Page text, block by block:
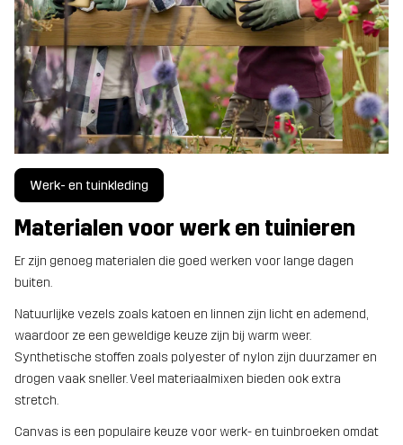
Werk- en tuinkleding
Materialen voor werk en tuinieren
Er zijn genoeg materialen die goed werken voor lange dagen
buiten.
Natuurlijke vezels zoals katoen en linnen zijn licht en ademend,
waardoor ze een geweldige keuze zijn bij warm weer.
Synthetische stoffen zoals polyester of nylon zijn duurzamer en
drogen vaak sneller. Veel materiaalmixen bieden ook extra
stretch.
Canvas is een populaire keuze voor werk- en tuinbroeken omdat